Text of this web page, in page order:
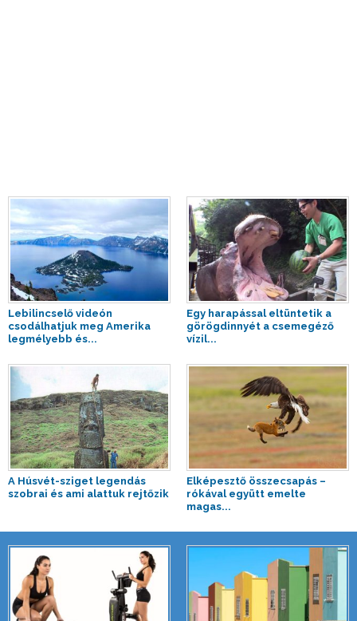
Lebilincselő videón
csodálhatjuk meg Amerika
legmélyebb és...
Egy harapással eltüntetik a
görögdinnyét a csemegéző
vízil...
A Húsvét-sziget legendás
szobrai és ami alattuk rejtőzik
Elképesztő összecsapás –
rókával együtt emelte
magas...